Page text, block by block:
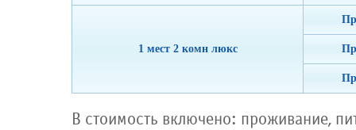
1 мест 2 комн люкс
В стоимость включено: проживание,